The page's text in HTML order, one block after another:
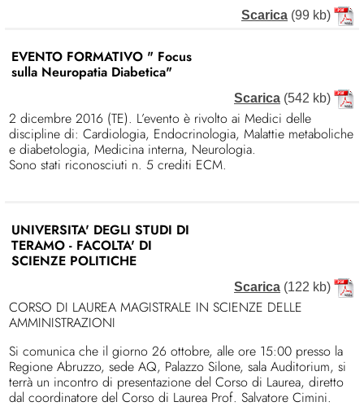
Scarica (99 kb)
EVENTO FORMATIVO " Focus
sulla Neuropatia Diabetica"
Scarica (542 kb)
2 dicembre 2016 (TE). L’evento è rivolto ai Medici delle
discipline di: Cardiologia, Endocrinologia, Malattie metaboliche
e diabetologia, Medicina interna, Neurologia.
Sono stati riconosciuti n. 5 crediti ECM.
UNIVERSITA' DEGLI STUDI DI
TERAMO - FACOLTA' DI
SCIENZE POLITICHE
Scarica (122 kb)
CORSO DI LAUREA MAGISTRALE IN SCIENZE DELLE
AMMINISTRAZIONI
Si comunica che il giorno 26 ottobre, alle ore 15:00 presso la
Regione Abruzzo, sede AQ, Palazzo Silone, sala Auditorium, si
terrà un incontro di presentazione del Corso di Laurea, diretto
dal coordinatore del Corso di Laurea Prof. Salvatore Cimini.